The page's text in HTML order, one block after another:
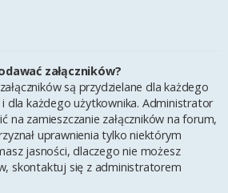
załączników?
są przydzielane dla każdego
dla każdego użytkownika. Administrator
na zamieszczanie załączników na forum,
uprawnienia tylko niektórym
jasności, dlaczego nie możesz
skontaktuj się z administratorem